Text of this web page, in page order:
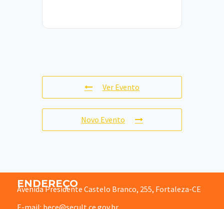
Ver Evento
Novo Evento
ENDEREÇO
Avenida Presidente Castelo Branco, 255, Fortaleza-CE
E-mail: bece@secult.ce.gov.br